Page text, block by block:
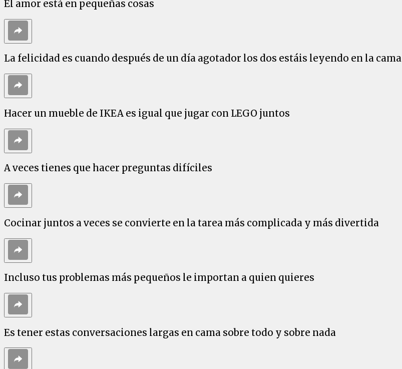
El amor está en pequeñas cosas
La felicidad es cuando después de un día agotador los dos estáis leyendo en la cama
Hacer un mueble de IKEA es igual que jugar con LEGO juntos
A veces tienes que hacer preguntas difíciles
Cocinar juntos a veces se convierte en la tarea más complicada y más divertida
Incluso tus problemas más pequeños le importan a quien quieres
Es tener estas conversaciones largas en cama sobre todo y sobre nada